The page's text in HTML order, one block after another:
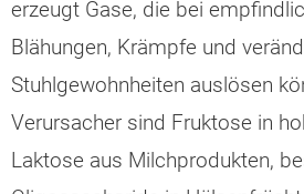
erzeugt Gase, die bei
Blähungen, Krämpfe und
Stuhlgewohnheiten auslösen
Verursacher sind Fruktose in
Laktose aus Milchprodukten,